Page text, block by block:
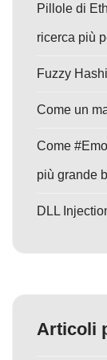
Pillole di
ricerca più
Fuzzy
Come un
Come
più grande
DLL
Articoli